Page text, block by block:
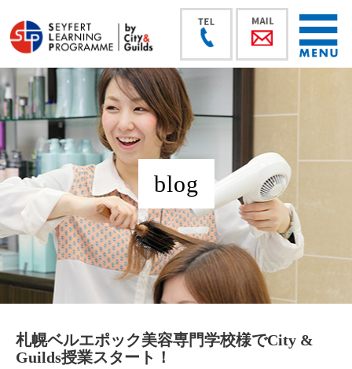
blog
札幌ベルエポック美容専門学校様でCity &
Guilds授業スタート！